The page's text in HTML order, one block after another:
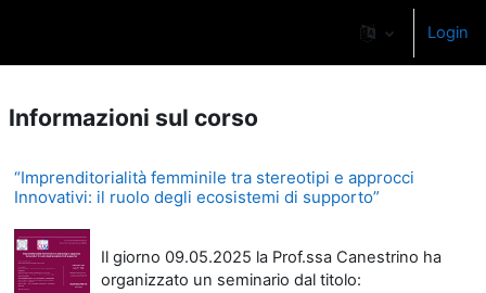
Login
Informazioni sul corso
“Imprenditorialità femminile tra stereotipi e approcci
Innovativi: il ruolo degli ecosistemi di supporto”
Il giorno 09.05.2025 la Prof.ssa Canestrino ha
organizzato un seminario dal titolo: